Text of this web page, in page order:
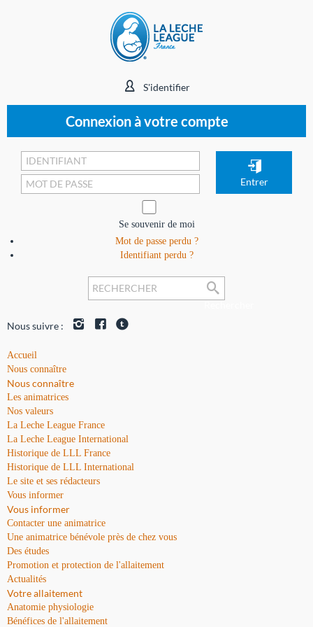
S'identifier
Connexion à votre compte
Se souvenir de moi
Mot de passe perdu ?
Identifiant perdu ?
Nous suivre :
Accueil
Nous connaître
Nous connaître
Les animatrices
Nos valeurs
La Leche League France
La Leche League International
Historique de LLL France
Historique de LLL International
Le site et ses rédacteurs
Vous informer
Vous informer
Contacter une animatrice
Une animatrice bénévole près de chez vous
Des études
Promotion et protection de l'allaitement
Actualités
Votre allaitement
Anatomie physiologie
Bénéfices de l'allaitement